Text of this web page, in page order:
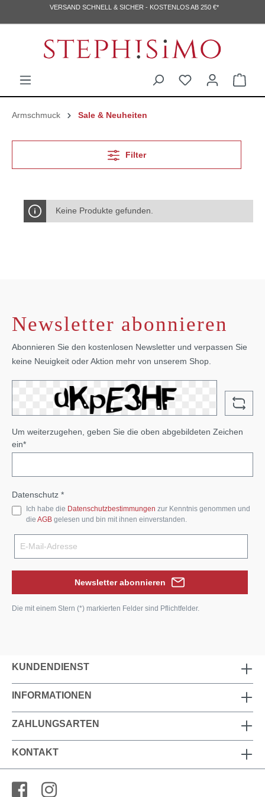
VERSAND SCHNELL & SICHER - KOSTENLOS AB 250 €*
Armschmuck Sale & Neuheiten
Filter
Keine Produkte gefunden.
Newsletter abonnieren
Abonnieren Sie den kostenlosen Newsletter und verpassen Sie
keine Neuigkeit oder Aktion mehr von unserem Shop.
Um weiterzugehen, geben Sie die oben abgebildeten Zeichen
ein*
Datenschutz *
Ich habe die Datenschutzbestimmungen zur Kenntnis genommen und
die AGB gelesen und bin mit ihnen einverstanden.
Newsletter abonnieren
Die mit einem Stern (*) markierten Felder sind Pflichtfelder.
KUNDENDIENST
INFORMATIONEN
ZAHLUNGSARTEN
KONTAKT